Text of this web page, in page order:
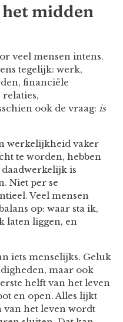
midden
veel mensen intens.
tegelijk: werk,
financiële
ook de vraag: is
werkelijkheid vaker
te worden, hebben
is
Niet per se
Veel mensen
op: waar sta ik,
laten liggen, en
iets menselijks. Geluk
maar ook
helft van het leven
en open. Alles lijkt
het leven wordt